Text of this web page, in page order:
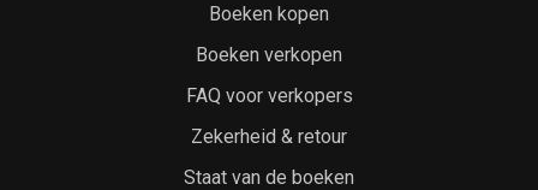
Boeken kopen
Boeken verkopen
FAQ voor verkopers
Zekerheid & retour
Staat van de boeken